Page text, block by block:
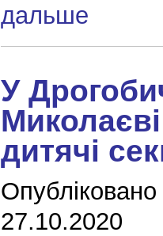
дальше
У
дитячі
27.10.2020